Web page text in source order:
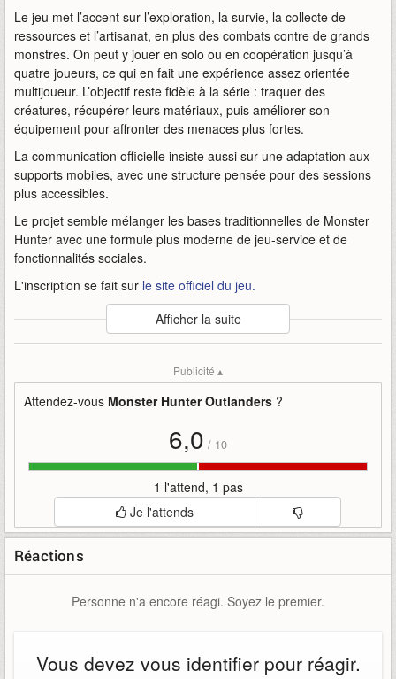
Le jeu met l’accent sur l’exploration, la survie, la collecte de
ressources et l’artisanat, en plus des combats contre de grands
monstres. On peut y jouer en solo ou en coopération jusqu’à
quatre joueurs, ce qui en fait une expérience assez orientée
multijoueur. L’objectif reste fidèle à la série : traquer des
créatures, récupérer leurs matériaux, puis améliorer son
équipement pour affronter des menaces plus fortes.
La communication officielle insiste aussi sur une adaptation aux
supports mobiles, avec une structure pensée pour des sessions
plus accessibles.
Le projet semble mélanger les bases traditionnelles de Monster
Hunter avec une formule plus moderne de jeu-service et de
fonctionnalités sociales.
L'inscription se fait sur le site officiel du jeu.
Auteur
Capcom
: Andy
monster-hunter-outlanders
Afficher la suite
Publicité ▴
Attendez-vous Monster Hunter Outlanders ?
6,0 / 10
1 l'attend, 1 pas
Je l'attends
Réactions
Personne n'a encore réagi. Soyez le premier.
Vous devez vous identifier pour réagir.